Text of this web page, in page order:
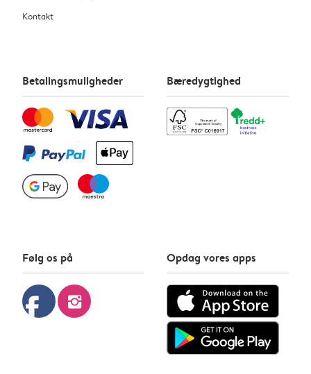
Kontakt
Betalingsmuligheder Bæredygtighed
Følg os på
facebook instagram
Opdag vores apps